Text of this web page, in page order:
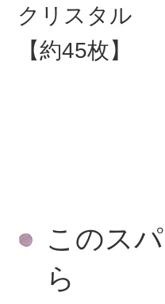
クリスタル
【約45枚】
このス
ら